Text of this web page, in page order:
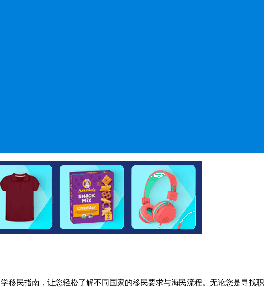
移民指南，让您轻松了解不同国家的移民要求与海民流程。无论您是寻找职